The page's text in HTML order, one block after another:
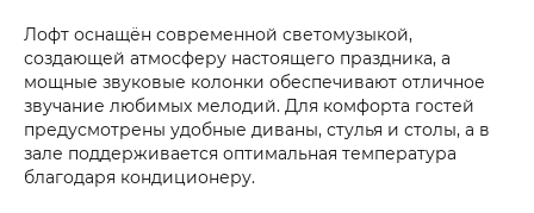
Лофт оснащён современной светомузыкой,
создающей атмосферу настоящего праздника, а
мощные звуковые колонки обеспечивают отличное
звучание любимых мелодий. Для комфорта гостей
предусмотрены удобные диваны, стулья и столы, а в
зале поддерживается оптимальная температура
благодаря кондиционеру.